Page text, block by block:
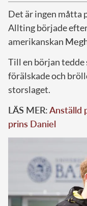
Det är ingen måtta
Allting började
amerikanskan
Till en början tedde
förälskade och
storslaget.
LÄS MER:Anställd
prins Daniel